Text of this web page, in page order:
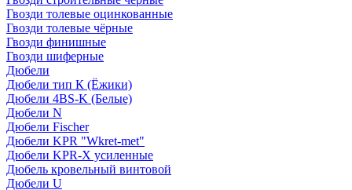
Гвозди толевые оцинкованные
Гвозди толевые чёрные
Гвозди финишные
Гвозди шиферные
Дюбели
Дюбели тип К (Ёжики)
Дюбели 4BS-K (Белые)
Дюбели N
Дюбели Fischer
Дюбели KPR "Wkret-met"
Дюбели KPR-Х усиленные
Дюбель кровельный винтовой
Дюбели U